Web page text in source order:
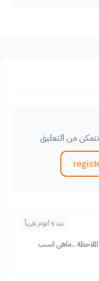
من التعليق
منذ 5 أعوام تقريباً
..ماهى انسب